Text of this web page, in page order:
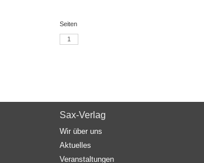
Seiten
1
Sax-Verlag
Wir über uns
Aktuelles
Veranstaltungen